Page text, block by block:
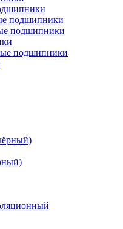
подшипники
подшипники
подшипники